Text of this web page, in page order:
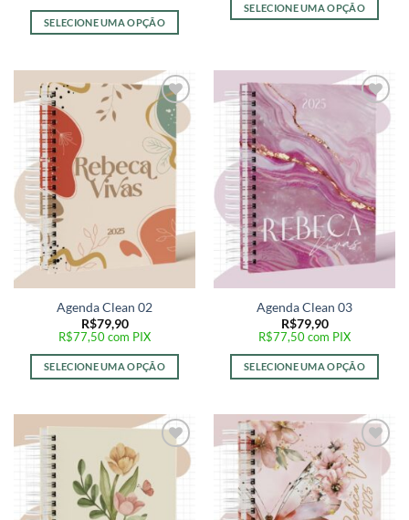
SELECIONE UMA OPÇÃO
SELECIONE UMA OPÇÃO
Adicionar
a lista de
desejos
Agenda Clean 02
R$79,90
R$77,50com PIX
SELECIONE UMA OPÇÃO
Adicionar
desejos
Agenda Clean 03
R$79,90
R$77,50com PIX
SELECIONE UMA OPÇÃO
Adicionar
a lista de
desejos
Adicionar
a lista de
desejos